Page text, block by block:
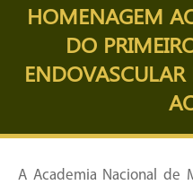
HOMENAGEM
DO
A Academia Nacional de